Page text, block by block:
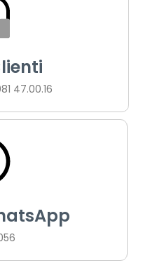
47.00.16